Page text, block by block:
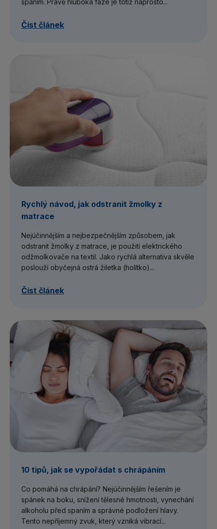
spaním. Právě hluboká fáze je totiž naprosto...
Číst článek
Rychlý návod, jak odstranit žmolky z
matrace
Nejúčinnějším a nejbezpečnějším způsobem, jak
odstranit žmolky z matrace, je použití elektrického
odžmolkovače na textil. Jako rychlá alternativa skvěle
poslouží obyčejná ostrá žiletka (holítko)...
Číst článek
10 tipů, jak se vypořádat s chrápáním
Co pomáhá na chrápání? Nejúčinnějším řešením je
spánek na boku, snížení tělesné hmotnosti, vynechání
alkoholu před spaním a správné podložení hlavy.
Tento nepříjemný zvuk, který vzniká vibrací...